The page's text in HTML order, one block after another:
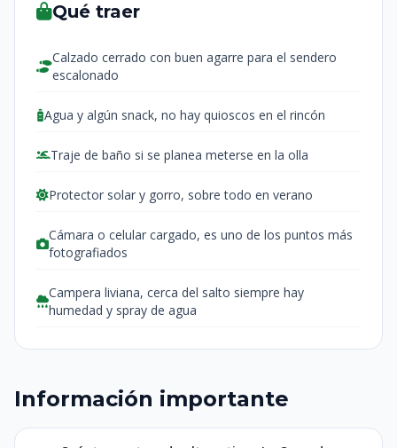
Qué traer
Calzado cerrado con buen agarre para el sendero
escalonado
Agua y algún snack, no hay quioscos en el rincón
Traje de baño si se planea meterse en la olla
Protector solar y gorro, sobre todo en verano
Cámara o celular cargado, es uno de los puntos más
fotografiados
Campera liviana, cerca del salto siempre hay
humedad y spray de agua
Información importante